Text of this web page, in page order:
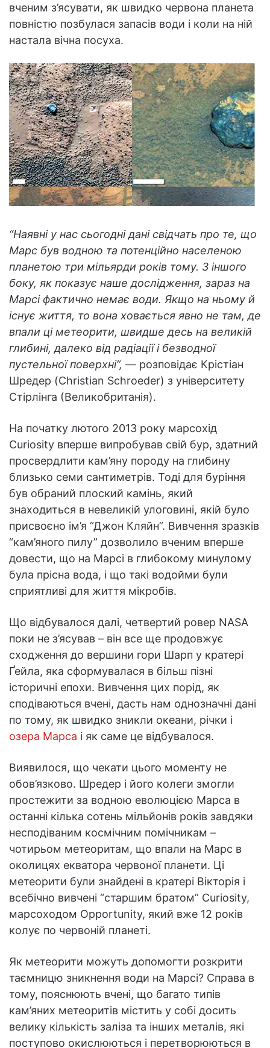
вченим з’ясувати, як швидко червона планета
повністю позбулася запасів води і коли на ній
настала вічна посуха.
“Наявні у нас сьогодні дані свідчать про те, що
Марс був водною та потенційно населеною
планетою три мільярди років тому. З іншого
боку, як показує наше дослідження, зараз на
Марсі фактично немає води. Якщо на ньому й
існує життя, то вона ховається явно не там, де
впали ці метеорити, швидше десь на великій
глибині, далеко від радіації і безводної
пустельної поверхні”, — розповідає Крістіан
Шредер (Christian Schroeder) з університету
Стірлінга (Великобританія).
На початку лютого 2013 року марсохід
Curiosity вперше випробував свій бур, здатний
просвердлити кам’яну породу на глибину
близько семи сантиметрів. Тоді для буріння
був обраний плоский камінь, який
знаходиться в невеликій улоговині, якій було
присвоєно ім’я “Джон Кляйн”. Вивчення зразків
“кам’яного пилу” дозволило вченим вперше
довести, що на Марсі в глибокому минулому
була прісна вода, і що такі водойми були
сприятливі для життя мікробів.
Що відбувалося далі, четвертий ровер NASA
поки не з’ясував – він все ще продовжує
сходження до вершини гори Шарп у кратері
Ґейла, яка сформувалася в більш пізні
історичні епохи. Вивчення цих порід, як
сподіваються вчені, дасть нам однозначні дані
по тому, як швидко зникли океани, річки і
озера Марса і як саме це відбувалося.
Виявилося, що чекати цього моменту не
обов’язково. Шредер і його колеги змогли
простежити за водною еволюцією Марса в
останні кілька сотень мільйонів років завдяки
несподіваним космічним помічникам –
чотирьом метеоритам, що впали на Марс в
околицях екватора червоної планети. Ці
метеорити були знайдені в кратері Вікторія і
всебічно вивчені “старшим братом” Curiosity,
марсоходом Opportunity, який вже 12 років
колує по червоній планеті.
Як метеорити можуть допомогти розкрити
таємницю зникнення води на Марсі? Справа в
тому, пояснюють вчені, що багато типів
кам’яних метеоритів містить у собі досить
велику кількість заліза та інших металів, які
поступово окислюються і перетворюються в